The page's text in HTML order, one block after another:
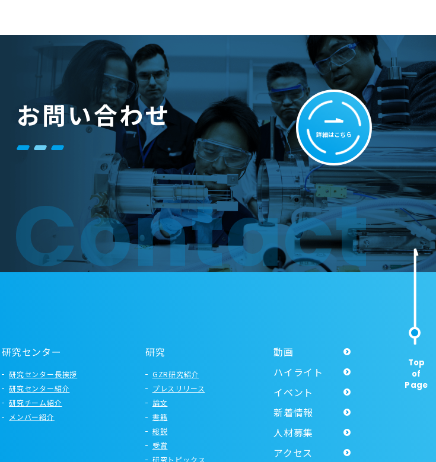
Contact
お問い合わせ
詳細はこちら
Top
of
Page
研究センター
研究センター長挨拶
研究センター紹介
研究チーム紹介
メンバー紹介
研究
GZR研究紹介
プレスリリース
論文
書籍
総説
受賞
研究トピックス
動画
ハイライト
イベント
新着情報
人材募集
アクセス